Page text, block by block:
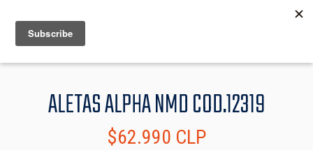
MENU
ALETAS ALPHA NMD COD.12319
$62.990 CLP